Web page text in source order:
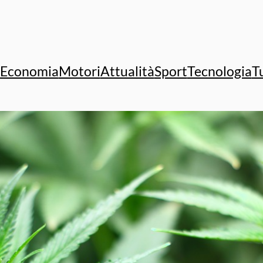
EconomiaMotoriAttualitàSportTecnologia